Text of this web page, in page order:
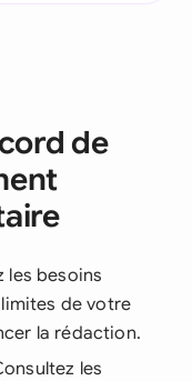
de
les besoins
de votre
la rédaction.
les